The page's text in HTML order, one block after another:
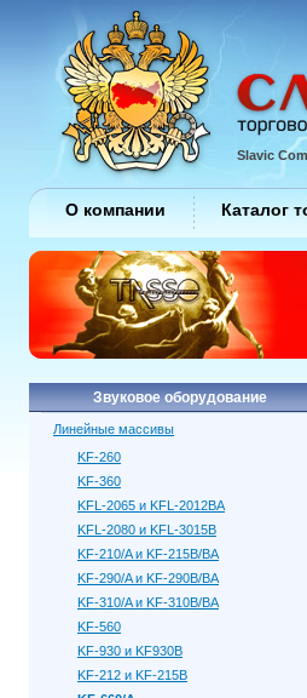
Звуковое оборудование
Линейные массивы
KF-260
KF-360
KFL-2065 и KFL-2012BA
KFL-2080 и KFL-3015B
KF-210/A и KF-215B/BA
KF-290/A и KF-290B/BA
KF-310/A и KF-310B/BA
KF-560
KF-930 и KF930B
KF-212 и KF-215B
Slavic
О компании Каталог